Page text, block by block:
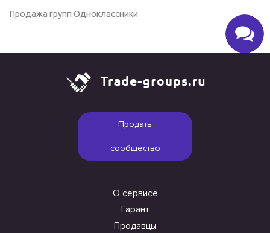
Продажа групп Одноклассники
Продать
сообщество
О сервисе
Гарант
Продавцы